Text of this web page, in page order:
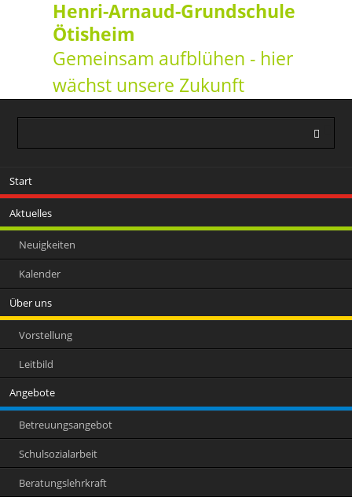
Henri-Arnaud-Grundschule
Ötisheim
Gemeinsam aufblühen - hier
wächst unsere Zukunft
überspringen
Start
Aktuelles
Neuigkeiten
Kalender
Über uns
Vorstellung
Leitbild
Angebote
Betreuungsangebot
Schulsozialarbeit
Beratungslehrkraft